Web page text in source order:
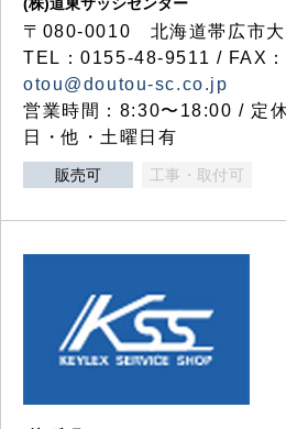
〒080-0010 北海道帯広市
TEL：0155-48-9511 / FAX
otou@doutou-sc.co.jp
営業時間：8:30〜18:00 / 定
日・他・土曜日有
販売可 工事・取付可